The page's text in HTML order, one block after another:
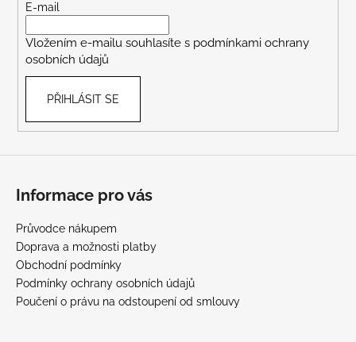
E-mail
Vložením e-mailu souhlasíte s podmínkami ochrany
osobních údajů
PŘIHLÁSIT SE
Informace pro vás
Průvodce nákupem
Doprava a možnosti platby
Obchodní podmínky
Podmínky ochrany osobních údajů
Poučení o právu na odstoupení od smlouvy